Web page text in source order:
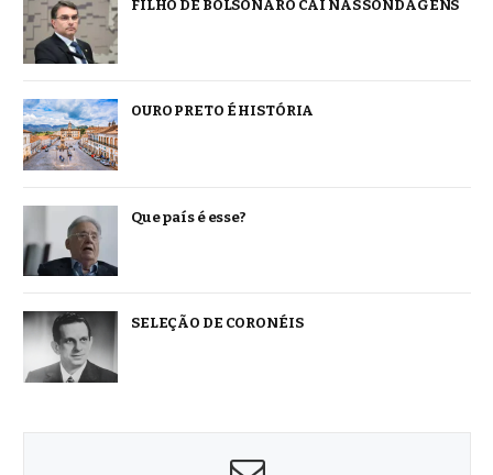
FILHO DE BOLSONARO CAI NAS SONDAGENS
OURO PRETO É HISTÓRIA
Que país é esse?
SELEÇÃO DE CORONÉIS